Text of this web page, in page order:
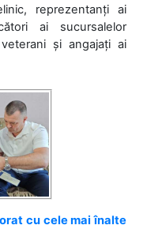
reprezentanți ai
ai sucursalelor
și angajați ai
cu cele mai înalte